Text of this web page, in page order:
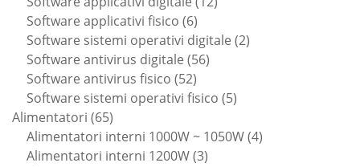
Software applicativi fisico 66
prodotti
Software sistemi operativi digitale 22
Software antivirus digitale 5656
Software antivirus fisico 5252
prodotti
Software sistemi operativi fisico 55
Alimentatori 6565
prodotti
Alimentatori interni 1000W ~ 1050W 44
Alimentatori interni 1200W 33